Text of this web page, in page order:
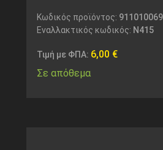
Κωδικός προϊόντος:
Εναλλακτικός κωδικός: N415
Τιμή με ΦΠΑ: 6,00 €
Σε απόθεμα